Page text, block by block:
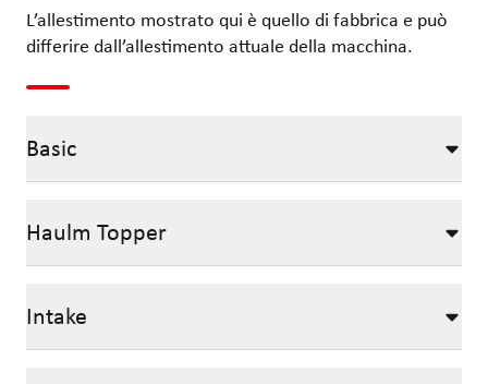
L’allestimento mostrato qui è quello di fabbrica e può
differire dall’allestimento attuale della macchina.
Basic
Haulm Topper
Intake